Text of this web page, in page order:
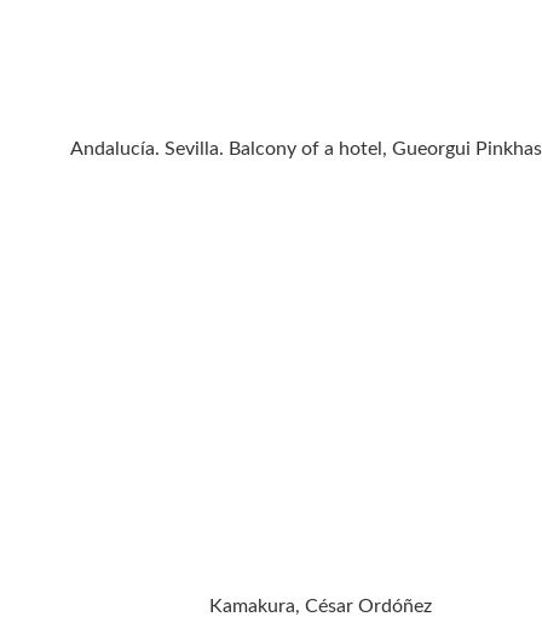
Andalucía. Sevilla. Balcony of a hotel, Gueorgui
Kamakura, César Ordóñez